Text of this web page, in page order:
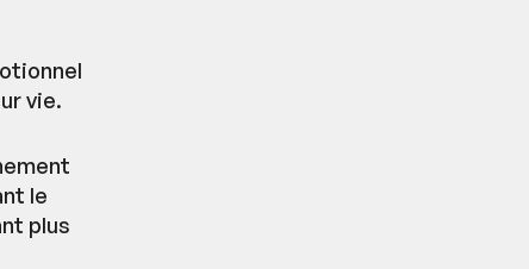
vie.
le
plus